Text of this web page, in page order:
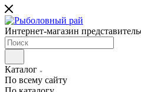
Интернет-магазин
Каталог
По всему сайту